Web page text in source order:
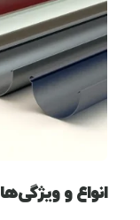
انواع و ویژگی‌ها